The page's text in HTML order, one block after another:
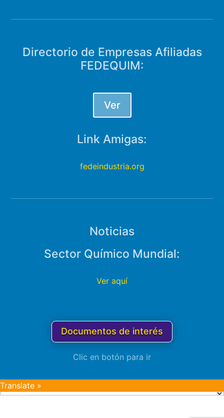
Directorio de Empresas Afiliadas
FEDEQUIM:
Ver
Link Amigas:
fedeindustria.org
Noticias
Sector Químico Mundial:
Ver aquí
Documentos de interés
Clic en botón para ir
Translate »